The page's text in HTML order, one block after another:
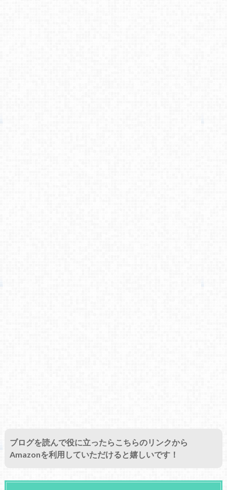
ブログを読んで役に立ったらこちらのリンクから
Amazonを利用していただけると嬉しいです！